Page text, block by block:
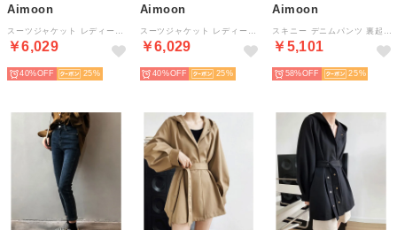
Aimoon
￥6,029
40% 25
Aimoon
￥6,029
40% 25
Aimoon
￥5,101
58% 25